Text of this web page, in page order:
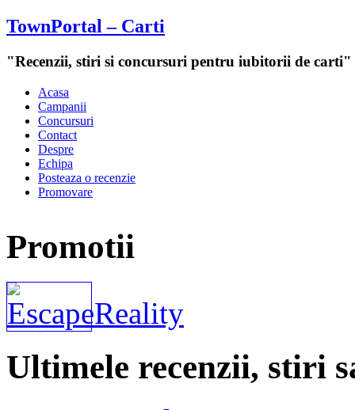
TownPortal – Carti
"Recenzii, stiri si concursuri pentru iubitorii de carti"
Acasa
Campanii
Concursuri
Contact
Despre
Echipa
Posteaza o recenzie
Promovare
Promotii
Ultimele recenzii, stiri